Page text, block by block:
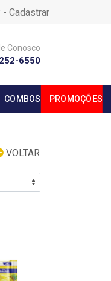
- Cadastrar
Conosco
6550
COMBOS PROMOÇÕES
VOLTAR